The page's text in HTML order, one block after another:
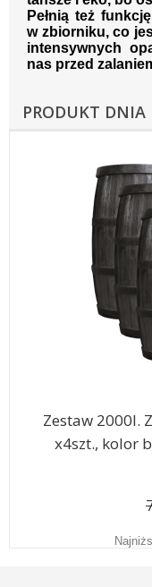
Pełnią też
w zbiorniku, co
intensywnych
nas przed
PRODUKT DNIA
Zestaw 2000l.
x4szt., kolor